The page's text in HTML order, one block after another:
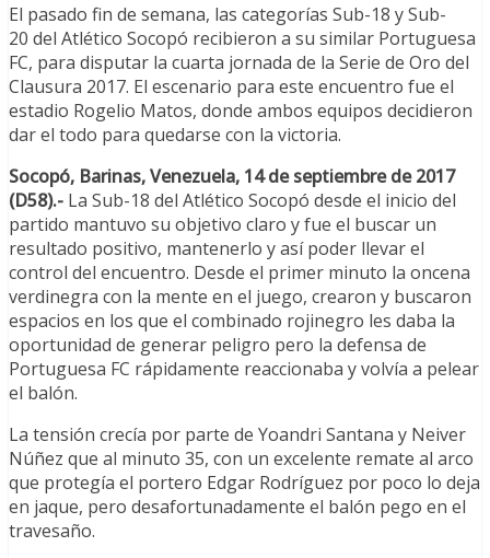
El pasado fin de semana, las categorías Sub-18 y Sub-
20 del Atlético Socopó recibieron a su similar Portuguesa
FC, para disputar la cuarta jornada de la Serie de Oro del
Clausura 2017. El escenario para este encuentro fue el
estadio Rogelio Matos, donde ambos equipos decidieron
dar el todo para quedarse con la victoria.
Socopó, Barinas, Venezuela, 14 de septiembre de 2017
(D58).- La Sub-18 del Atlético Socopó desde el inicio del
partido mantuvo su objetivo claro y fue el buscar un
resultado positivo, mantenerlo y así poder llevar el
control del encuentro. Desde el primer minuto la oncena
verdinegra con la mente en el juego, crearon y buscaron
espacios en los que el combinado rojinegro les daba la
oportunidad de generar peligro pero la defensa de
Portuguesa FC rápidamente reaccionaba y volvía a pelear
el balón.
La tensión crecía por parte de Yoandri Santana y Neiver
Núñez que al minuto 35, con un excelente remate al arco
que protegía el portero Edgar Rodríguez por poco lo deja
en jaque, pero desafortunadamente el balón pego en el
travesaño.